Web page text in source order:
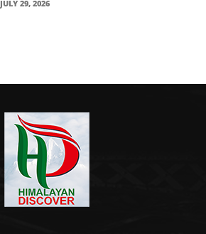
JULY 29, 2026